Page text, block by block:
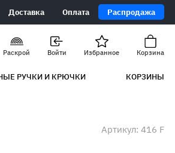
Доставка Оплата Распродажа
Раскрой Войти Избранное Корзина
РУЧКИ И КРЮЧКИ КОРЗИНЫ
Артикул:416 F